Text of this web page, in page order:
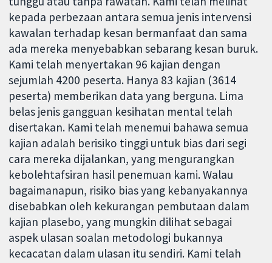
kepada perbezaan antara semua jenis intervensi
kawalan terhadap kesan bermanfaat dan sama
ada mereka menyebabkan sebarang kesan buruk.
Kami telah menyertakan 96 kajian dengan
sejumlah 4200 peserta. Hanya 83 kajian (3614
peserta) memberikan data yang berguna. Lima
belas jenis gangguan kesihatan mental telah
disertakan. Kami telah menemui bahawa semua
kajian adalah berisiko tinggi untuk bias dari segi
cara mereka dijalankan, yang mengurangkan
kebolehtafsiran hasil penemuan kami. Walau
bagaimanapun, risiko bias yang kebanyakannya
disebabkan oleh kekurangan pembutaan dalam
kajian plasebo, yang mungkin dilihat sebagai
aspek ulasan soalan metodologi bukannya
kecacatan dalam ulasan itu sendiri. Kami telah